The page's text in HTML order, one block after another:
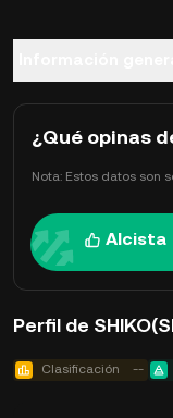
¿Qué opinas
Nota: Estos datos son
Alcista
Perfil de
Clasificación --